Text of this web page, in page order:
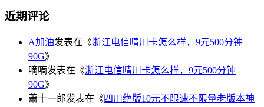
近期评论
A加油发表在《浙江电信晴川卡怎么样，9元500分钟
90G》
嘀嘀发表在《浙江电信晴川卡怎么样，9元500分钟
90G》
萧十一郎发表在《四川绝版10元不限速不限量老版本神